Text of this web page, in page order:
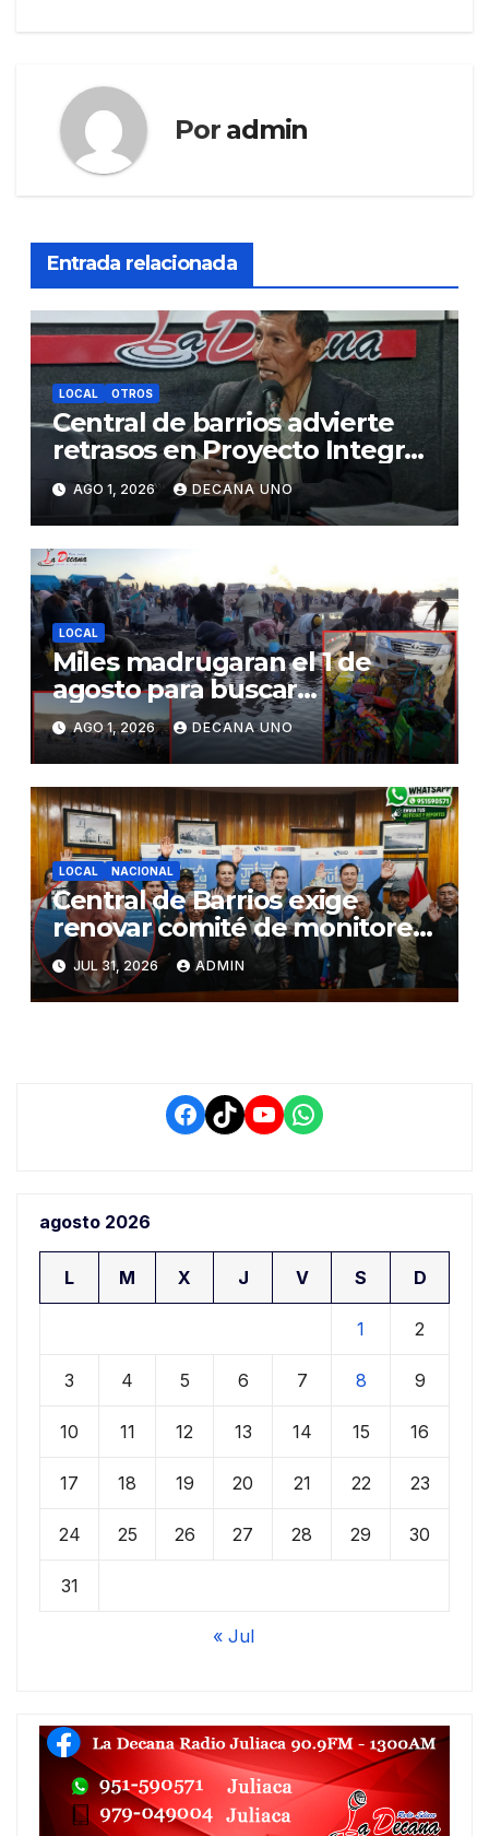
Por admin
Entrada relacionada
LOCAL OTROS
Central de barrios advierte
retrasos en Proyecto Integral
de Agua y Alcantarillado para
Juliaca
AGO 1, 2026 DECANA UNO
LOCAL
Miles madrugaran el 1 de
agosto para buscar
piedrecillas en los ríos y
realizar la challa por la
riqueza y la prosperidad
AGO 1, 2026 DECANA UNO
LOCAL NACIONAL
Central de Barrios exige
renovar comité de monitoreo
del PIAA por presuntos
conflictos de interés y
retrasos
JUL 31, 2026 ADMIN
Facebook
TikTokYouTube
WhatsApp
agosto 2026
L M X J V S D
1 2
3 4 5 6 7 8 9
10 11 12 13 14 15 16
17 18 19 20 21 22 23
24 25 26 27 28 29 30
31
« Jul